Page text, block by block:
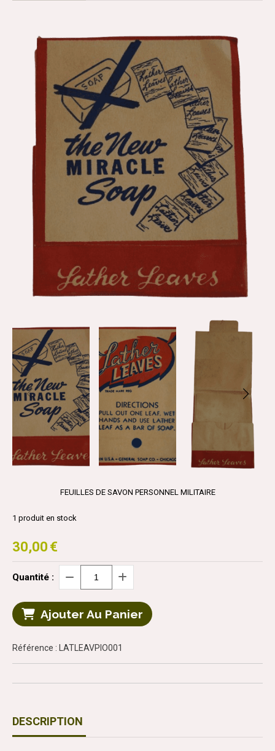
FEUILLES DE SAVON PERSONNEL MILITAIRE
30,00 €
1 produit en stock
Quantité :
Ajouter Au Panier
Référence : LATLEAVPIO001
DESCRIPTION